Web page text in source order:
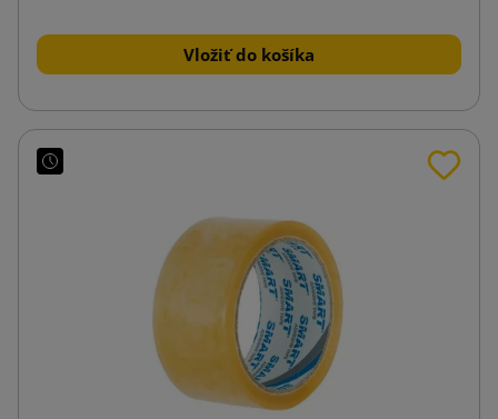
Vložiť do košíka